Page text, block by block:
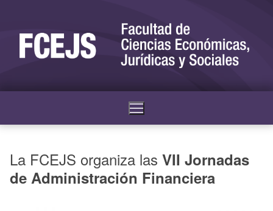
La FCEJS organiza las VII Jornadas
de Administración Financiera